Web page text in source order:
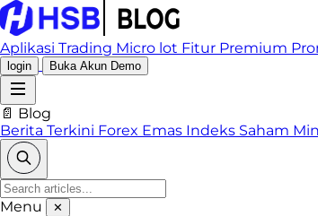
Aplikasi Trading Micro lot Fitur Premium
login Buka Akun Demo
📄 Blog
Berita Terkini Forex Emas Indeks Saham
Menu ✕